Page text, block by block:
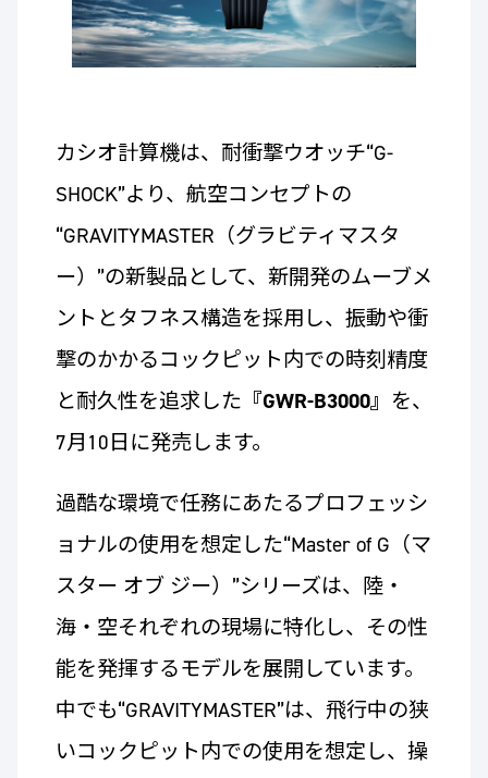
カシオ計算機は、耐衝撃ウオッチ“G-
SHOCK”より、航空コンセプトの
“GRAVITYMASTER（グラビティマスタ
ー）”の新製品として、新開発のムーブメ
ントとタフネス構造を採用し、振動や衝
撃のかかるコックピット内での時刻精度
と耐久性を追求した 『GWR-B3000』 を、
7月10日に発売します。
過酷な環境で任務にあたるプロフェッシ
ョナルの使用を想定した“Master of G（マ
スター オブ ジー）”シリーズは、陸・
海・空それぞれの現場に特化し、その性
能を発揮するモデルを展開しています。
中でも“GRAVITYMASTER”は、飛行中の狭
いコックピット内での使用を想定し、操